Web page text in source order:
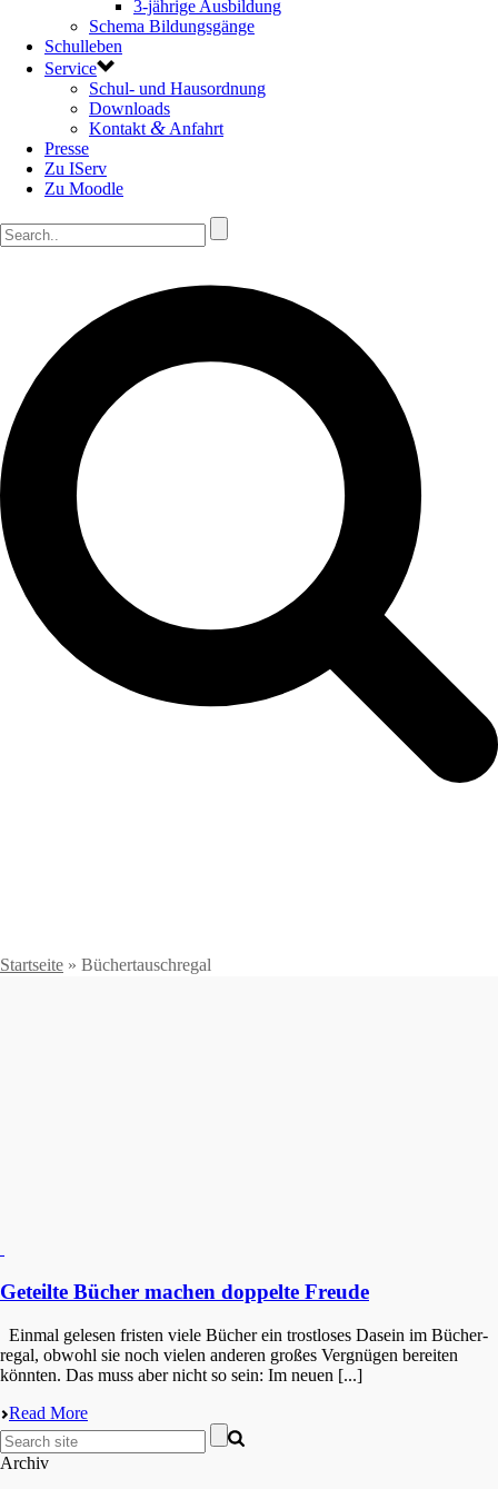
3-jährige Ausbildung
Schema Bildungsgänge
Schulleben
Service
Schul- und Hausordnung
Downloads
Kontakt & Anfahrt
Presse
Zu IServ
Zu Moodle
Startseite » Büchertauschregal
Geteilte Bücher machen doppelte Freude
Einmal gelesen fristen viele Bücher ein trost­lo­ses Dasein im Bücher­
re­gal, obwohl sie noch vielen anderen großes Vergnü­gen berei­ten
könnten. Das muss aber nicht so sein: Im neuen [...]
Read More
Archiv